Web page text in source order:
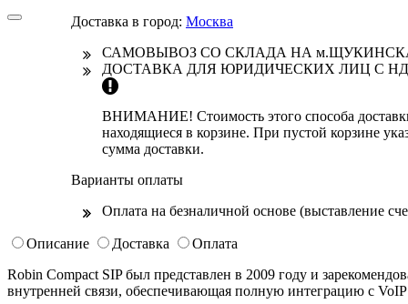
Доставка в город: Москва
САМОВЫВОЗ СО СКЛАДА НА
ДОСТАВКА ДЛЯ ЮРИДИЧЕСКИХ ЛИЦ С
ВНИМАНИЕ! Стоимость этого способа
находящиеся в корзине. При пустой корзине
сумма доставки.
Варианты оплаты
Оплата на безналичной основе
Описание Доставка
Оплата
Robin Compact SIP был представлен в 2009 году и
внутренней связи, обеспечивающая полную интеграцию с